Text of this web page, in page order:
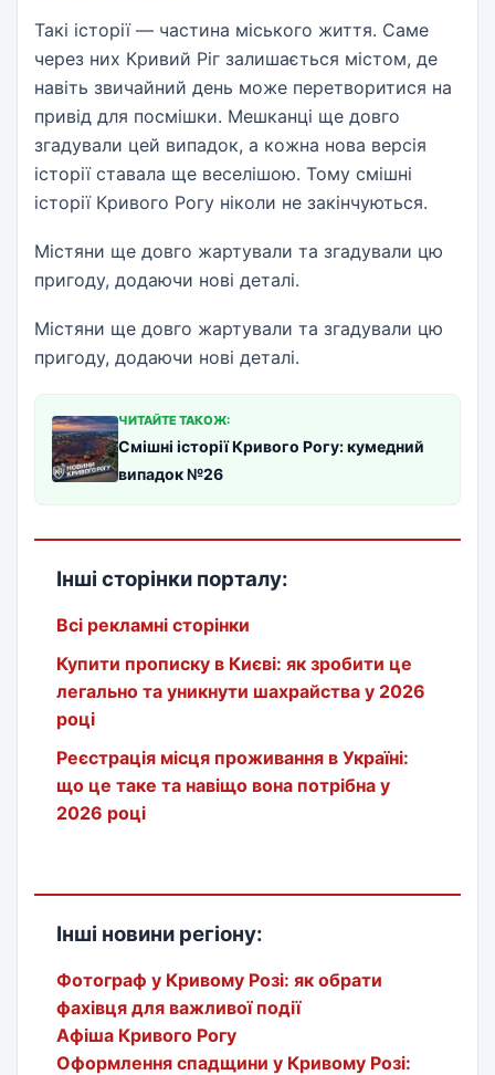
Такі історії — частина міського життя. Саме
через них Кривий Ріг залишається містом, де
навіть звичайний день може перетворитися на
привід для посмішки. Мешканці ще довго
згадували цей випадок, а кожна нова версія
історії ставала ще веселішою. Тому смішні
історії Кривого Рогу ніколи не закінчуються.
Містяни ще довго жартували та згадували цю
пригоду, додаючи нові деталі.
Містяни ще довго жартували та згадували цю
пригоду, додаючи нові деталі.
ЧИТАЙТЕ ТАКОЖ:
Смішні історії Кривого Рогу: кумедний
випадок №26
Інші сторінки порталу:
Всі рекламні сторінки
Купити прописку в Києві: як зробити це
легально та уникнути шахрайства у 2026
році
Реєстрація місця проживання в Україні:
що це таке та навіщо вона потрібна у
2026 році
Інші новини регіону:
Фотограф у Кривому Розі: як обрати
фахівця для важливої події
Афіша Кривого Рогу
Оформлення спадщини у Кривому Розі: